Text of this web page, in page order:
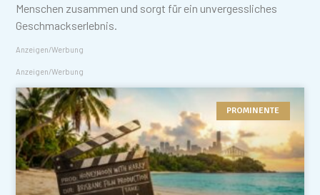
Menschen zusammen und sorgt für ein unvergessliches
Geschmackserlebnis.
Anzeigen/Werbung
Anzeigen/Werbung
PROMINENTE